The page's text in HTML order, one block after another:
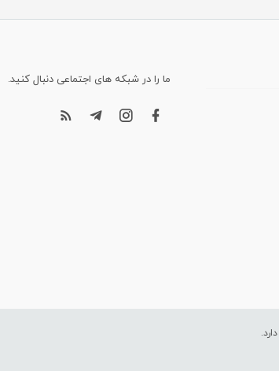
ما را در شبکه های اجتماعی دنبال کنید.